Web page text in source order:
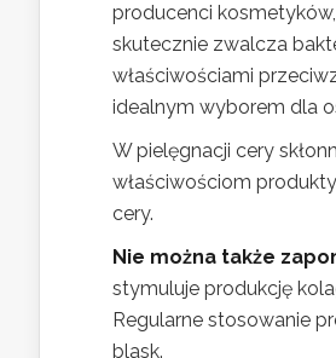
producenci
skutecznie zwalcza
właściwościami
idealnym wyborem dla
W pielęgnacji cery
właściwościom
cery.
Nie można także
stymuluje produkcję
Regularne stosowanie
blask.